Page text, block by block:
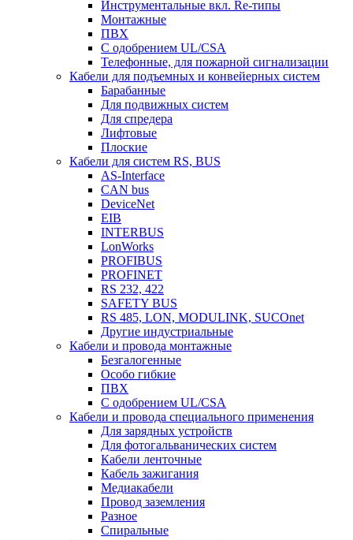
Инструментальные вкл. Re-типы
Монтажные
ПВХ
С одобрением UL/CSA
Телефонные, для пожарной сигнализации
Кабели для подъемных и конвейерных систем
Барабанные
Для подвижных систем
Для спредера
Лифтовые
Плоские
Кабели для систем RS, BUS
AS-Interface
CAN bus
DeviceNet
EIB
INTERBUS
LonWorks
PROFIBUS
PROFINET
RS 232, 422
SAFETY BUS
RS 485, LON, MODULINK, SUCOnet
Другие индустриальные
Кабели и провода монтажные
Безгалогенные
Особо гибкие
ПВХ
С одобрением UL/CSA
Кабели и провода специального применения
Для зарядных устройств
Для фотогальванических систем
Кабели ленточные
Кабель зажигания
Медиакабели
Провод заземления
Разное
Спиральные